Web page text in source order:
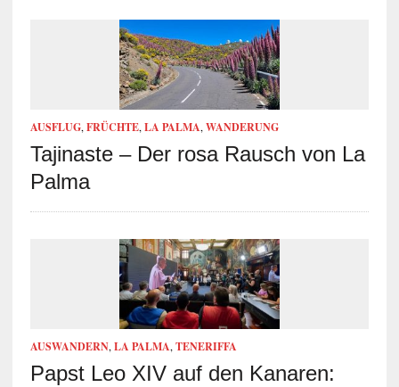
AUSFLUG,FRÜCHTE,LA PALMA,WANDERUNG
Tajinaste – Der rosa Rausch von La
Palma
AUSWANDERN,LA PALMA,TENERIFFA
Papst Leo XIV auf den Kanaren: